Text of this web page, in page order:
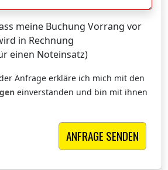
meine Buchung Vorrang vor
in Rechnung
einen Noteinsatz)
Anfrage erkläre ich mich mit den
einverstanden und bin mit ihnen